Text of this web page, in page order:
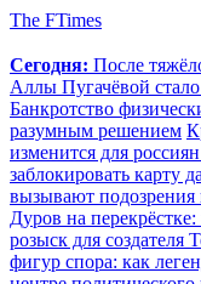
The FTimes
Сегодня: После
Аллы Пугачёвой
Банкротство
разумным решением
изменится для
заблокировать карту
вызывают подозрения
Дуров на
розыск для создателя
фигур спора: как